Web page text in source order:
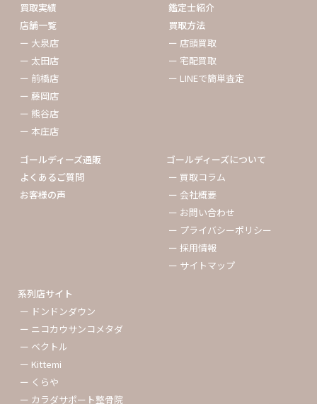
買取実績
店舗一覧
ー 大泉店
ー 太田店
ー 前橋店
ー 藤岡店
ー 熊谷店
ー 本庄店
鑑定士紹介
買取方法
ー 店頭買取
ー 宅配買取
ー LINEで簡単査定
ゴールディーズ通販
よくあるご質問
お客様の声
ゴールディーズについて
ー 買取コラム
ー 会社概要
ー お問い合わせ
ー プライバシーポリシー
ー 採用情報
ー サイトマップ
系列店サイト
ー ドンドンダウン
ー ニコカウサンコメタダ
ー ベクトル
ー Kittemi
ー くらや
ー カラダサポート整骨院